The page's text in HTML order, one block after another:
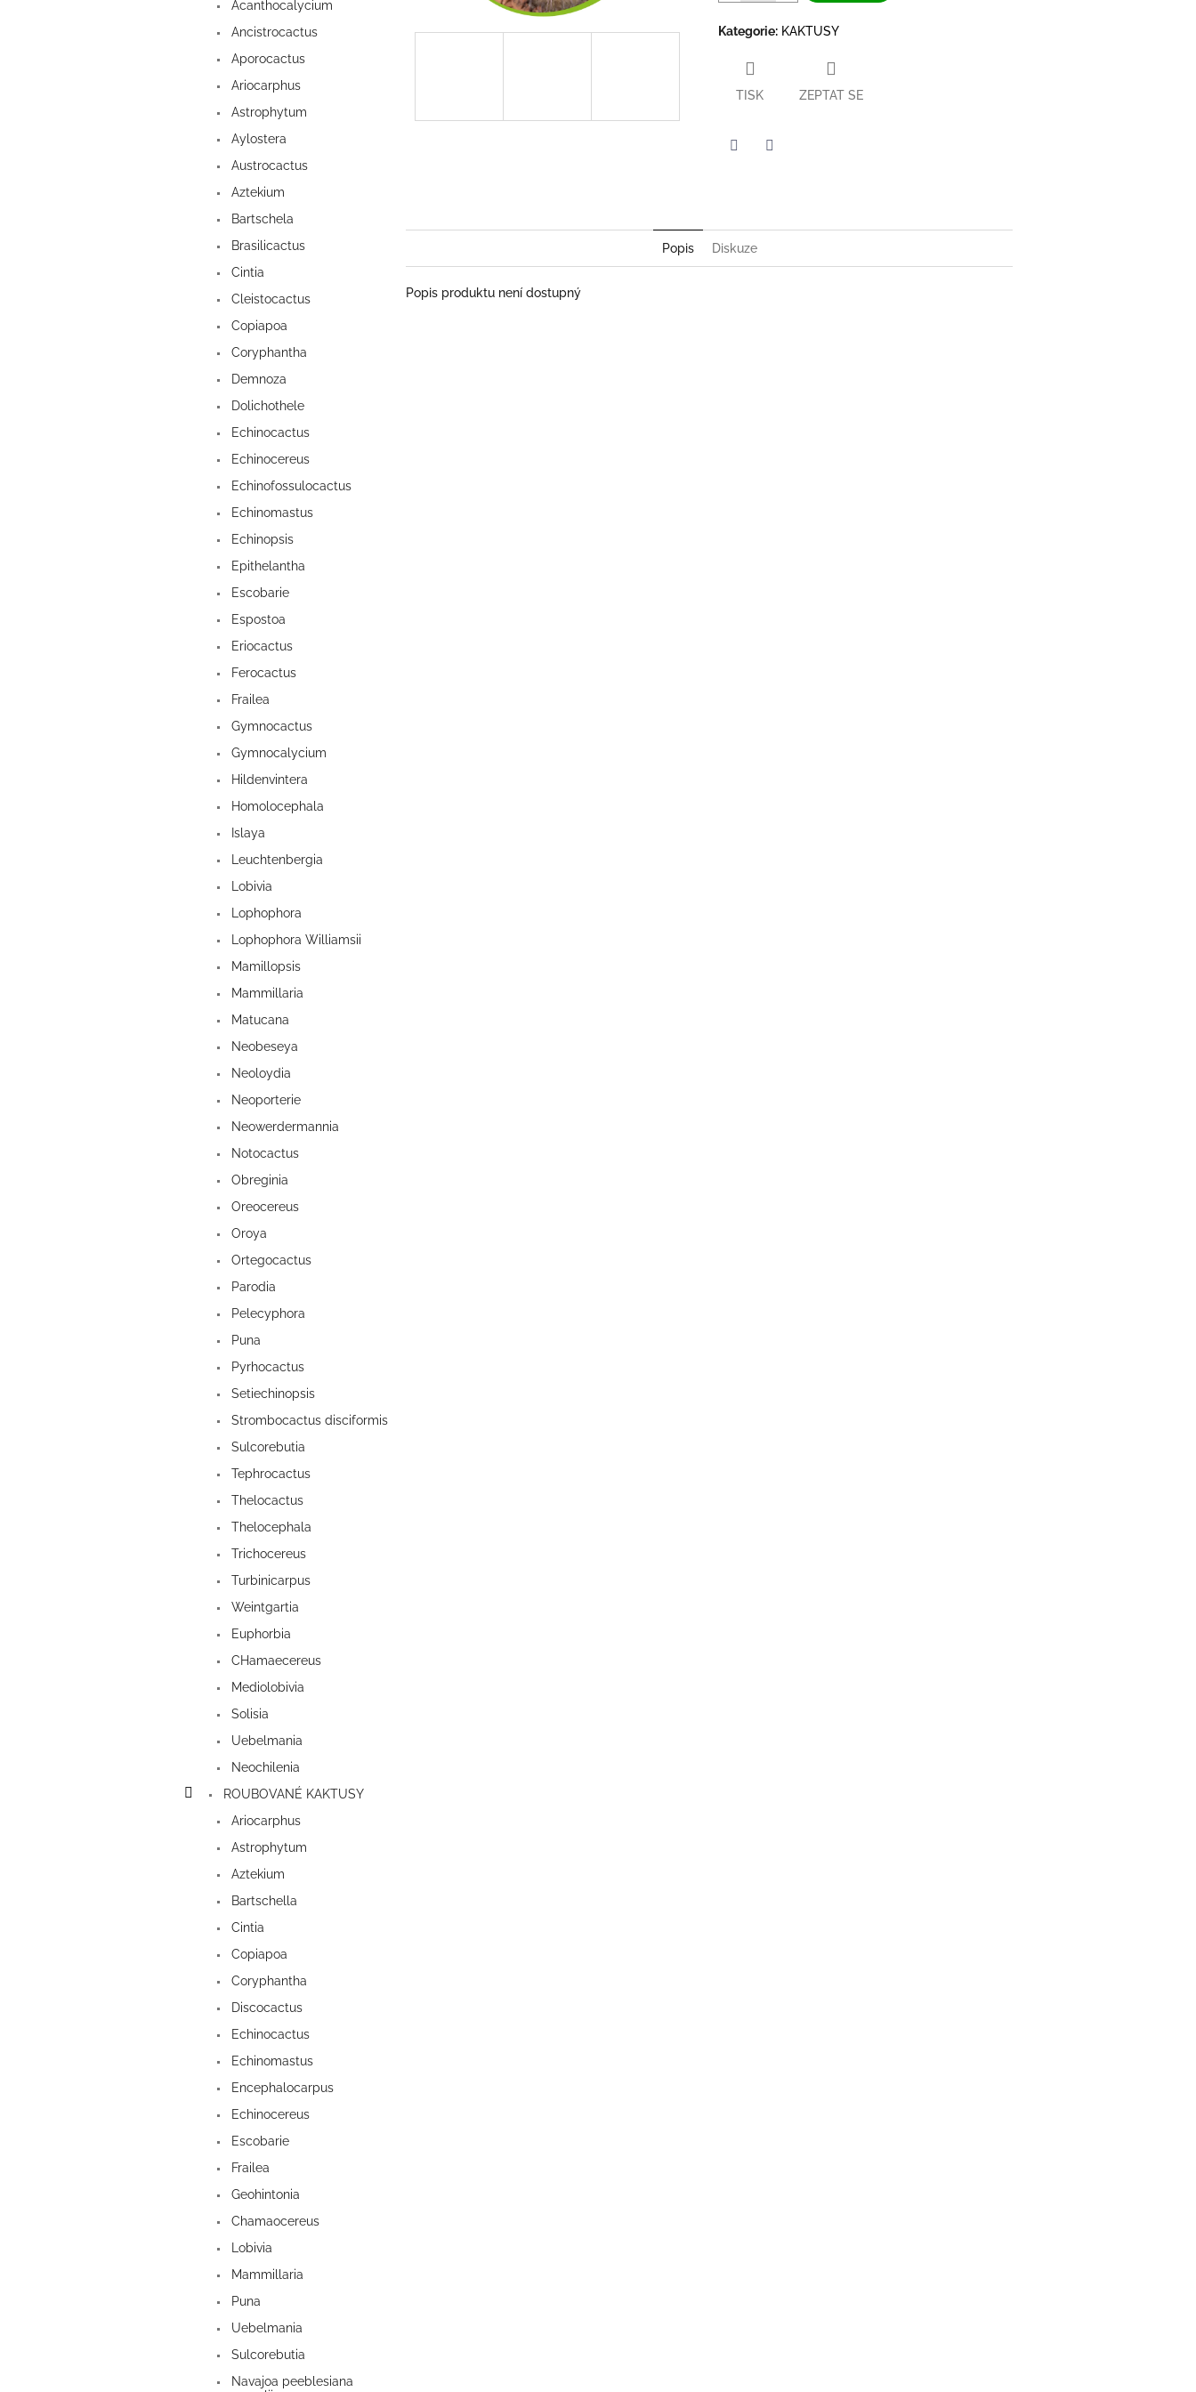
Acanthocalycium
Ancistrocactus
Aporocactus
Ariocarphus
Astrophytum
Aylostera
Austrocactus
Aztekium
Bartschela
Brasilicactus
Cintia
Cleistocactus
Copiapoa
Coryphantha
Demnoza
Dolichothele
Echinocactus
Echinocereus
Echinofossulocactus
Echinomastus
Echinopsis
Epithelantha
Escobarie
Espostoa
Eriocactus
Ferocactus
Frailea
Gymnocactus
Gymnocalycium
Hildenvintera
Homolocephala
Islaya
Leuchtenbergia
Lobivia
Lophophora
Lophophora Williamsii
Mamillopsis
Mammillaria
Matucana
Neobeseya
Neoloydia
Neoporterie
Neowerdermannia
Notocactus
Obreginia
Oreocereus
Oroya
Ortegocactus
Parodia
Pelecyphora
Puna
Pyrhocactus
Setiechinopsis
Strombocactus disciformis
Sulcorebutia
Tephrocactus
Thelocactus
Thelocephala
Trichocereus
Turbinicarpus
Weintgartia
Euphorbia
CHamaecereus
Mediolobivia
Solisia
Uebelmania
Neochilenia
ROUBOVANÉ KAKTUSY
Ariocarphus
Astrophytum
Aztekium
Bartschella
Cintia
Copiapoa
Coryphantha
Discocactus
Echinocactus
Echinomastus
Encephalocarpus
Echinocereus
Escobarie
Frailea
Geohintonia
Chamaocereus
Lobivia
Mammillaria
Puna
Uebelmania
Sulcorebutia
Navajoa peeblesiana
Kategorie: KAKTUSY
TISK ZEPTAT SE
Popis Diskuze
Popis produktu není dostupný